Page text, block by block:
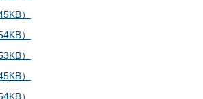
）
）
）
）
）